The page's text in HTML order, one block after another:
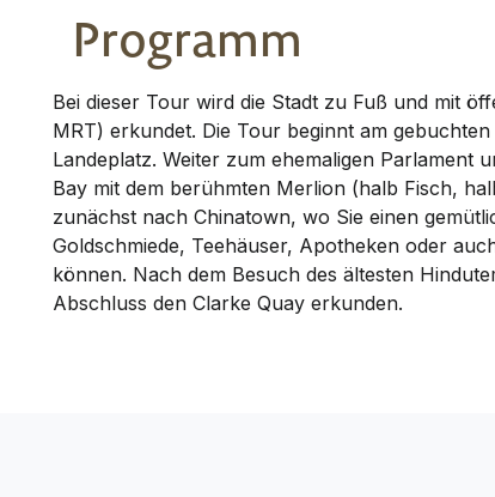
Programm
Bei dieser Tour wird die Stadt zu Fuß und mit
MRT) erkundet. Die Tour beginnt am
Landeplatz. Weiter zum ehemaligen Parlament
Bay mit dem berühmten Merlion (halb Fisch,
zunächst nach Chinatown, wo Sie einen
Goldschmiede, Teehäuser, Apotheken oder
können. Nach dem Besuch des ältesten
Abschluss den Clarke Quay erkunden.